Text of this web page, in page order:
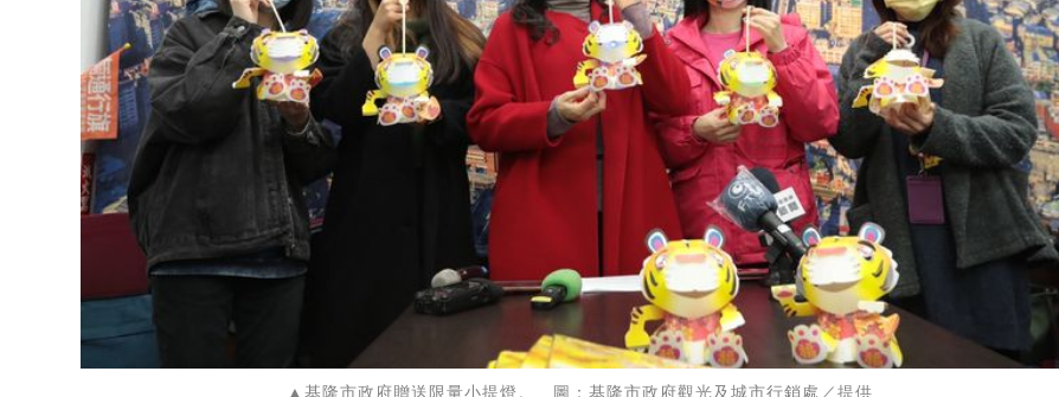
▲基隆市政府贈送限量小提燈。 圖：基隆市政府觀光及城市行銷處／提供